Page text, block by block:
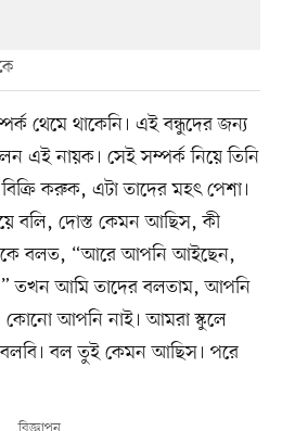
থেমে থাকেনি। এই বন্ধুদের জন্য
এই নায়ক। সেই সম্পর্ক নিয়ে তিনি
করুক, এটা তাদের মহৎ পেশা।
বলি, দোস্ত কেমন আছিস, কী
বলত, “আরে আপনি আইছেন,
তখন আমি তাদের বলতাম, আপনি
কোনো আপনি নাই। আমরা স্কুলে
বল তুই কেমন আছিস। পরে